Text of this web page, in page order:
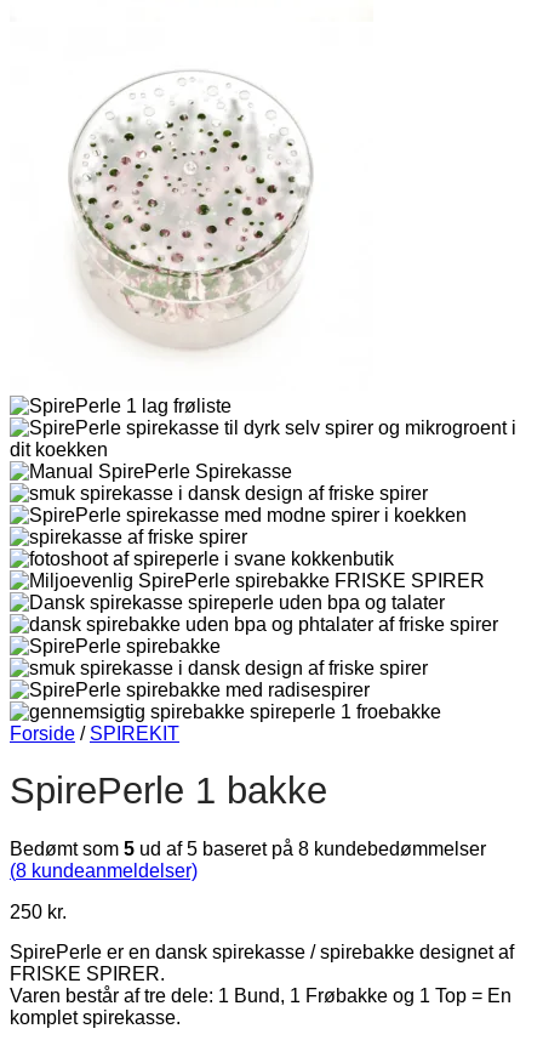
Forside / SPIREKIT
SpirePerle 1 bakke
Bedømt som 5 ud af 5 baseret på 8 kundebedømmelser
(8 kundeanmeldelser)
250 kr.
SpirePerle er en dansk spirekasse / spirebakke designet af
FRISKE SPIRER.
Varen består af tre dele: 1 Bund, 1 Frøbakke og 1 Top = En
komplet spirekasse.